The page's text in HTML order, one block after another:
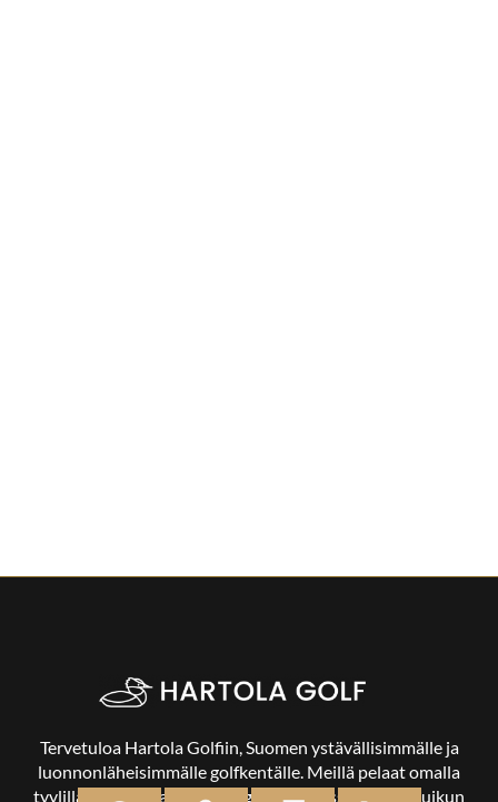
Tervetuloa Hartola Golfiin, Suomen ystävällisimmälle ja
luonnonläheisimmälle golfkentälle. Meillä pelaat omalla
tyylilläsi ja tasollasi – ja bongaat halutessasi vaikka uikun